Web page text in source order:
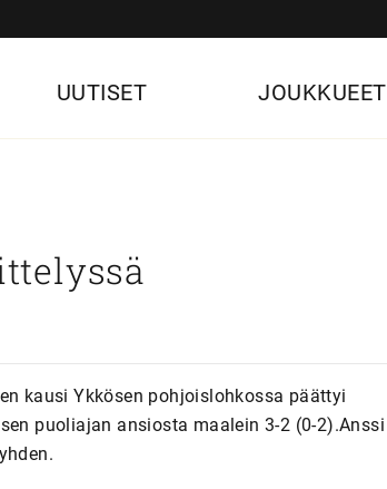
UUTISET JOUKKUEET
kausi Ykkösen pohjoislohkossa päättyi
puoliajan ansiosta maalein 3-2 (0-2).Anssi